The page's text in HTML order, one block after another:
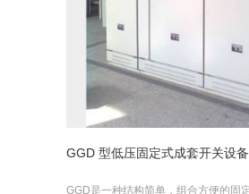
GGD 型低压固定式成套开关设备
GGD是一种结构简单，组合方便的固